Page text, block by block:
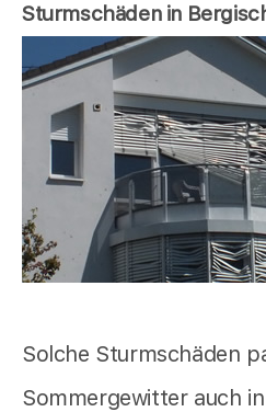
Sturmschäden in
Solche Sturmschäden
Sommergewitter auch